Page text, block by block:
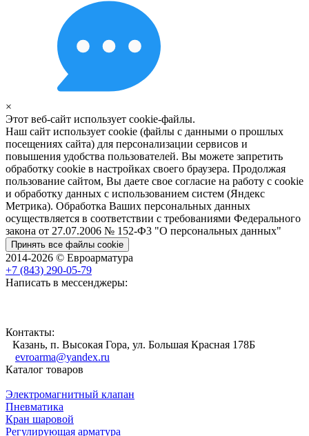
×
Этот веб-сайт использует cookie-файлы.
Наш сайт использует cookie (файлы с данными о прошлых
посещениях сайта) для персонализации сервисов и
повышения удобства пользователей. Вы можете запретить
обработку cookie в настройках своего браузера. Продолжая
пользование сайтом, Вы даете свое согласие на работу с cookie
и обработку данных с использованием систем (Яндекс
Метрика). Обработка Ваших персональных данных
осуществляется в соответствии с требованиями Федерального
закона от 27.07.2006 № 152-Ф3 "О персональных данных"
Принять все файлы cookie
2014-2026 © Евроарматура
+7 (843) 290-05-79
Написать в мессенджеры:
Контакты:
Казань, п. Высокая Гора, ул. Большая Красная 178Б
evroarma@yandex.ru
Каталог товаров
Электромагнитный клапан
Пневматика
Кран шаровой
Регулирующая арматура